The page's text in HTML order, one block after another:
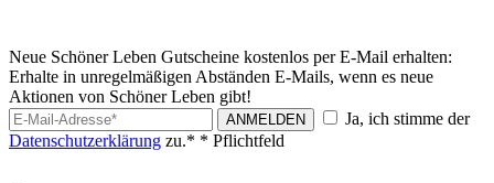
Neue Schöner Leben Gutscheine kostenlos per E-Mail erhalten:
Erhalte in unregelmäßigen Abständen E-Mails, wenn es neue
Aktionen von Schöner Leben gibt!
ANMELDEN
Ja, ich stimme der
Datenschutzerklärung zu.* * Pflichtfeld